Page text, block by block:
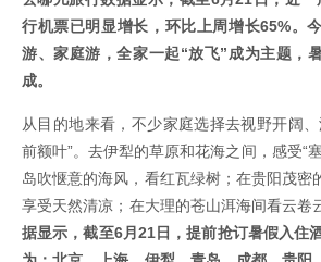
行机票已明显增长，环比上周增长65%。
游、家庭游，全家一起“放飞”成为主题，
成。
从目的地来看，不少家庭选择去视野开阔
前额叶”。去伊犁的草原和花海之间，感受“
岛吹惬意的海风，看红瓦绿树；在贵阳茂密
享受天然清凉；在大理的苍山洱海间看云卷
据显示，截至6月21日，提前抢订暑假入住